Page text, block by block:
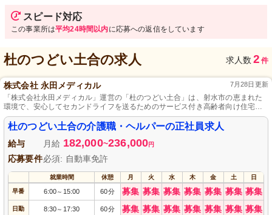
スピード対応
この事業所は平均24時間以内に応募への返信をしています
杜のつどい土合の求人 求人数 2 件
株式会社 永田メディカル 7月28日更新
「株式会社永田メディカル」運営の「杜のつどい土合」は、射水市の恵まれた
環境で、安心してセカンドライフを送るためのサービス付き高齢者向け住宅
で、各種保険や財形貯蓄、退職金制度を備えた、個性を活かせる職場です。
杜のつどい土合の介護職・ヘルパーの正社員求人
給与 月給 182,000~236,000円
応募要件必須: 自動車免許
就業時間 休憩 月 火 水 木 金 土 日
早番 6:00～ 15:00 60分 募集 募集 募集 募集 募集 募集 募集
日勤 8:30～ 17:30 60分 募集 募集 募集 募集 募集 募集 募集